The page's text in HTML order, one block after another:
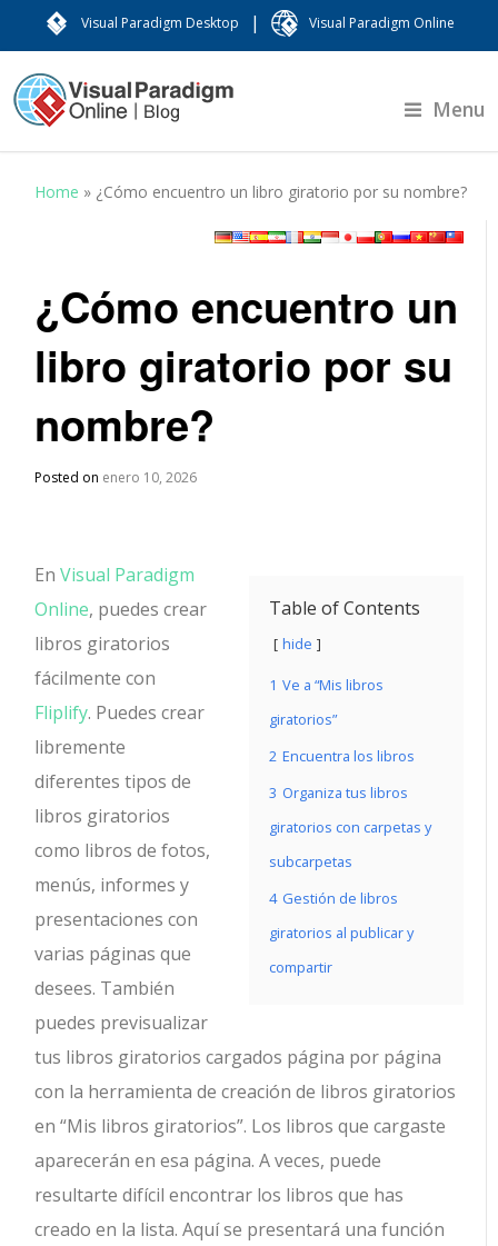
Visual Paradigm Desktop | Visual Paradigm Online
Menu
Home » ¿Cómo encuentro un libro giratorio por su nombre?
¿Cómo encuentro un
libro giratorio por su
nombre?
Posted on enero 10, 2026
Table of Contents
hide
1 Ve a “Mis libros
giratorios”
2 Encuentra los libros
3 Organiza tus libros
giratorios con carpetas y
subcarpetas
4 Gestión de libros
giratorios al publicar y
compartir
EnVisual Paradigm
Online, puedes crear
libros giratorios
fácilmente con
Fliplify. Puedes crear
libremente
diferentes tipos de
libros giratorios
como libros de fotos,
menús, informes y
presentaciones con
varias páginas que
desees. También
puedes previsualizar
tus libros giratorios cargados página por página
con la herramienta de creación de libros giratorios
en “Mis libros giratorios”. Los libros que cargaste
aparecerán en esa página. A veces, puede
resultarte difícil encontrar los libros que has
creado en la lista. Aquí se presentará una función